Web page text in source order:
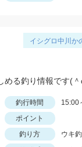
イシグロ中川か
める釣り情報です(
釣行時間
15:00
ポイント
釣り方
ウキ